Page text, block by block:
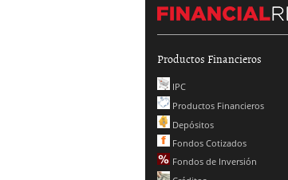
Productos Financieros
IPC
Productos Financieros
Depósitos
Fondos Cotizados
Fondos de Inversión